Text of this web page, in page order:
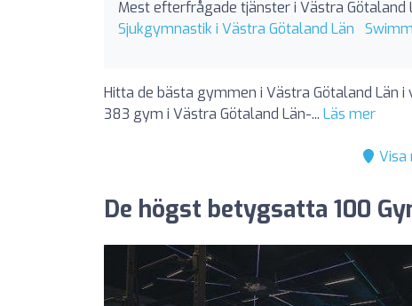
Mest efterfrågade tjänster i Västra Götaland
Sjukgymnastik i Västra Götaland Län
Hitta de bästa gymmen i Västra Götaland Län
383 gym i Västra Götaland Län-... Läs mer
Visa
De högst betygsatta 100